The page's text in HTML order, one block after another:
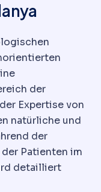
der
Expertise von
natürliche und
der
Patienten im
detailliert